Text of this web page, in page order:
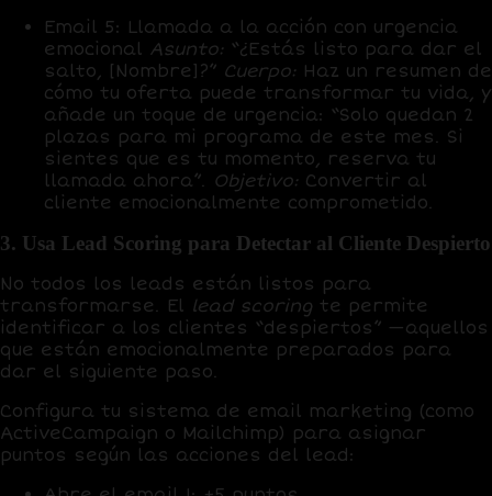
Email 5: Llamada a la acción con urgencia
emocional Asunto: “¿Estás listo para dar el
salto, [Nombre]?” Cuerpo: Haz un resumen de
cómo tu oferta puede transformar tu vida, y
añade un toque de urgencia: “Solo quedan 2
plazas para mi programa de este mes. Si
sientes que es tu momento, reserva tu
llamada ahora”. Objetivo: Convertir al
cliente emocionalmente comprometido.
3. Usa Lead Scoring para Detectar al Cliente Despierto
No todos los leads están listos para
transformarse. El lead scoring te permite
identificar a los clientes “despiertos” —aquellos
que están emocionalmente preparados para
dar el siguiente paso.
Configura tu sistema de email marketing (como
ActiveCampaign o Mailchimp) para asignar
puntos según las acciones del lead: